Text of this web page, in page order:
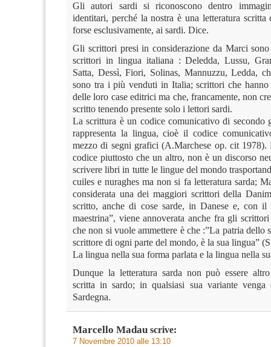
Gli autori sardi si riconoscono dentro
identitari, perché la nostra è una letteratura scritta
forse esclusivamente, ai sardi. Dice.
Gli scrittori presi in considerazione da Marci
scrittori in lingua italiana : Deledda, Lussu,
Satta, Dessì, Fiori, Solinas, Mannuzzu, Ledda,
sono tra i più venduti in Italia; scrittori che
delle loro case editrici ma che, francamente, non
scritto tenendo presente solo i lettori sardi.
La scrittura è un codice comunicativo di secondo
rappresenta la lingua, cioè il codice
mezzo di segni grafici (A.Marchese op. cit 1978).
codice piuttosto che un altro, non è un discorso
scrivere libri in tutte le lingue del mondo
cuiles e nuraghes ma non si fa letteratura sarda;
considerata una dei maggiori scrittori della
scritto, anche di cose sarde, in Danese e, con
maestrina”, viene annoverata anche fra gli
che non si vuole ammettere è che :”La patria dello
scrittore di ogni parte del mondo, è la sua lingua”
La lingua nella sua forma parlata e la lingua nella
Dunque la letteratura sarda non può essere
scritta in sardo; in qualsiasi sua variante venga
Sardegna.
Marcello Madau scrive:
7 Novembre 2010 alle 13:10